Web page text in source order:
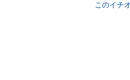
インフルエンサーが実際に使用してレビュー
このイチ